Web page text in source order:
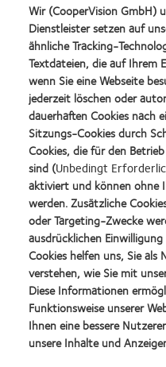
Bitte beachten Sie:Zum 1.
bei dem Versand unserer
Sollten Sie weitere Rückfragen
gerne an dieZVA-
Wir stellen Ihnen gern die
Was sich für Kunden ändert
Statement zu UDI Codes
Sollten Sie weitere Fragen
Gebietsleiter oder Ihre
Sie Montag bis Freitag von 8.30
Telefon Deutschland:+49 6071
Telefon Österreich:+43 1 310
Wir (CooperVision GmbH)
Dienstleister setzen auf
ähnliche Tracking-
Textdateien, die auf Ihrem
wenn Sie eine Webseite
jederzeit löschen oder
dauerhaften Cookies nach
Sitzungs-Cookies durch
Cookies, die für den
sind (Unbedingt
aktiviert und können ohne
werden. Zusätzliche
oder Targeting-Zwecke
ausdrücklichen
Cookies helfen uns, Sie
verstehen, wie Sie mit
Diese Informationen
Funktionsweise unserer
Ihnen eine bessere
unsere Inhalte und